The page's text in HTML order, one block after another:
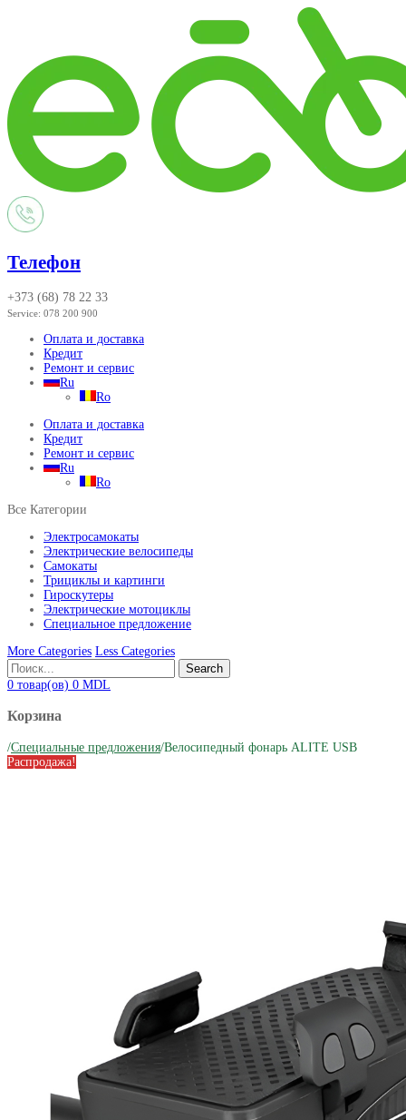
Телефон
+373 (68) 78 22 33
Service: 078 200 900
Оплата и доставка
Кредит
Ремонт и сервис
Ru
Ro
Оплата и доставка
Кредит
Ремонт и сервис
Ru
Ro
Все Категории
Электросамокаты
Электрические велосипеды
Самокаты
Трициклы и картинги
Гироскутеры
Электрические мотоциклы
Специальное предложение
More Categories Less Categories
Search
0 товар(ов) 0 MDL
Корзина
/Специальные предложения/Велосипедный фонарь ALITE USB
Распродажа!